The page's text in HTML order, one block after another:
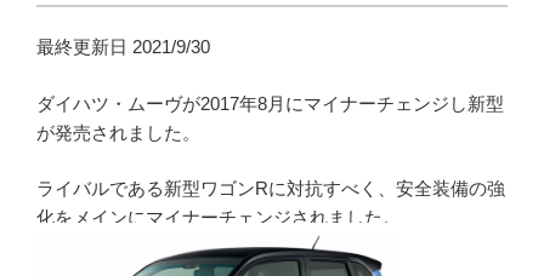
最終更新日 2021/9/30
ダイハツ・ムーヴが2017年8月にマイナーチェンジし新型
が発売されました。
ライバルである新型ワゴンRに対抗すべく、安全装備の強
化をメインにマイナーチェンジされました。